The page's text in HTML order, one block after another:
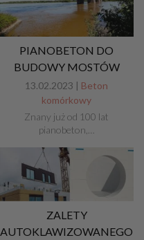
PIANOBETON DO
BUDOWY MOSTÓW
13.02.2023 | Beton
komórkowy
Znany już od 100 lat
pianobeton,…
ZALETY
AUTOKLAWIZOWANEGO